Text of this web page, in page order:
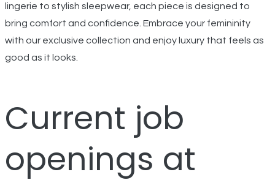
lingerie to stylish sleepwear, each piece is designed to
bring comfort and confidence. Embrace your femininity
with our exclusive collection and enjoy luxury that feels as
good as it looks.
Current job
openings at